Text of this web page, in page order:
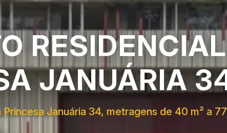
JANUÁRIA
Januária 34, metragens de 40 m² a